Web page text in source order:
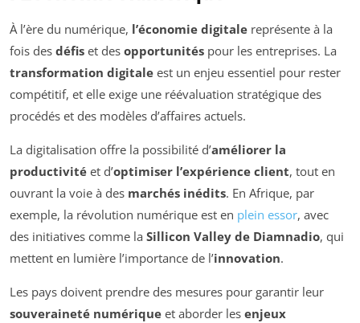
À l’ère du numérique, l’économie digitale représente à la
fois des défis et des opportunités pour les entreprises. La
transformation digitale est un enjeu essentiel pour rester
compétitif, et elle exige une réévaluation stratégique des
procédés et des modèles d’affaires actuels.
La digitalisation offre la possibilité d’améliorer la
productivité et d’optimiser l’expérience client, tout en
ouvrant la voie à des marchés inédits. En Afrique, par
exemple, la révolution numérique est en plein essor, avec
des initiatives comme la Sillicon Valley de Diamnadio, qui
mettent en lumière l’importance de l’innovation.
Les pays doivent prendre des mesures pour garantir leur
souveraineté numérique et aborder les enjeux